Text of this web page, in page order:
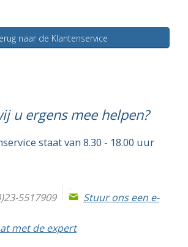
naar de Klantenservice
u ergens mee helpen?
staat van 8.30 - 18.00 uur
5517909 Stuur ons een e-
met de expert